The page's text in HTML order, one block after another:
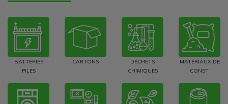
BATTERIES
PILES
CARTONS
DÉCHETS
CHIMIQUES
MATÉRIAUX DE
CONST.